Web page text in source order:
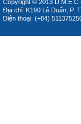
Copyright © 2013 D.M.E.C
Địa chỉ: K190 Lê Duẩn, P.
Điện thoại: (+84)